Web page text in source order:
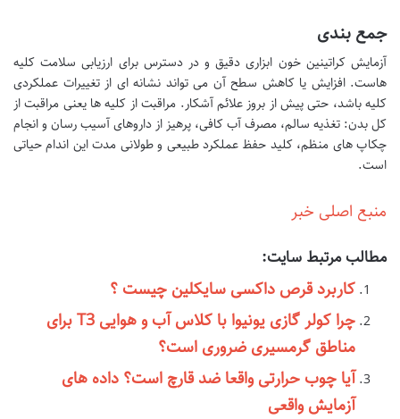
جمع بندی
آزمایش کراتینین خون ابزاری دقیق و در دسترس برای ارزیابی سلامت کلیه
هاست. افزایش یا کاهش سطح آن می تواند نشانه ای از تغییرات عملکردی
کلیه باشد، حتی پیش از بروز علائم آشکار. مراقبت از کلیه ها یعنی مراقبت از
کل بدن: تغذیه سالم، مصرف آب کافی، پرهیز از داروهای آسیب رسان و انجام
چکاپ های منظم، کلید حفظ عملکرد طبیعی و طولانی مدت این اندام حیاتی
است.
منبع اصلی خبر
مطالب مرتبط سایت:
کاربرد قرص داکسی سایکلین چیست ؟
چرا کولر گازی یونیوا با کلاس آب و هوایی T3 برای
مناطق گرمسیری ضروری است؟
آیا چوب حرارتی واقعا ضد قارچ است؟ داده های
آزمایش واقعی